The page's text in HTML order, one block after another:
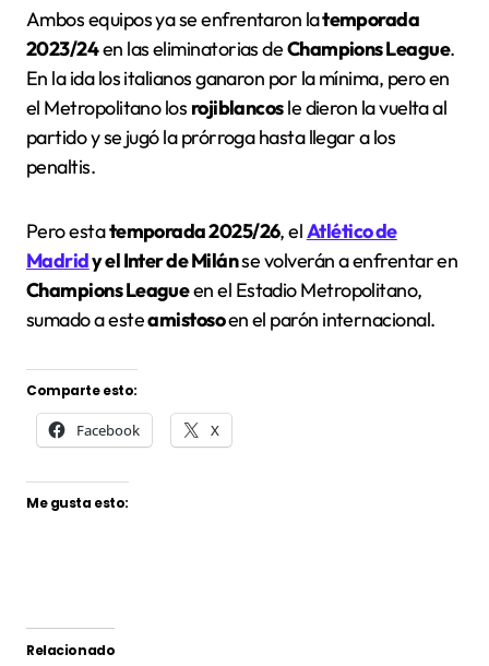
Ambos equipos ya se enfrentaron latemporada
2023/24en las eliminatorias deChampions League.
En la ida los italianos ganaron por la mínima, pero en
el Metropolitano los rojiblancosle dieron la vuelta al
partido y se jugó la prórroga hasta llegar a los
penaltis.
Pero estatemporada 2025/26, elAtlético de
Madridy el Inter de Milánse volverán a enfrentar en
Champions Leagueen el Estadio Metropolitano,
sumado a esteamistosoen el parón internacional.
Comparte esto:
Facebook X
Me gusta esto:
Relacionado